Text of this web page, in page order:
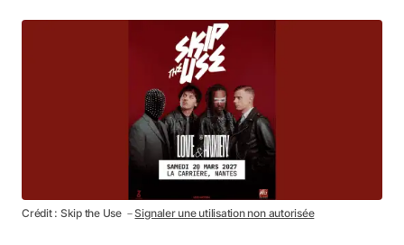
Crédit : Skip the Use －Signaler une utilisation non autorisée